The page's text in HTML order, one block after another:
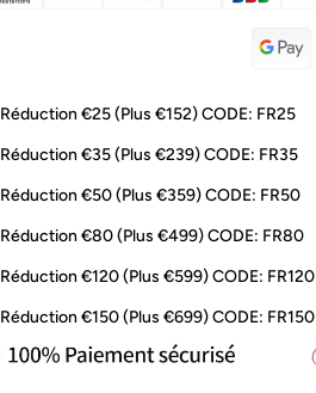
Réduction €25 (Plus €152)CODE: FR25
Réduction €35 (Plus €239)CODE: FR35
Réduction €50 (Plus €359)CODE: FR50
Réduction €80 (Plus €499)CODE: FR80
Réduction €120 (Plus €599)CODE: FR120
Réduction €150 (Plus €699)CODE: FR150